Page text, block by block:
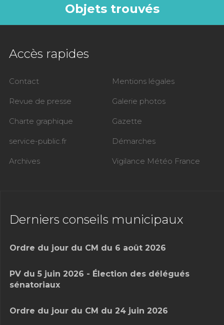
Objets trouvés
Accès rapides
Contact Mentions légales
Revue de presse Galerie photos
Charte graphique Gazette
service-public.fr Démarches
Archives Vigilance Météo France
Derniers conseils municipaux
Ordre du jour du CM du 6 août 2026
PV du 5 juin 2026 - Élection des délégués
sénatoriaux
Ordre du jour du CM du 24 juin 2026